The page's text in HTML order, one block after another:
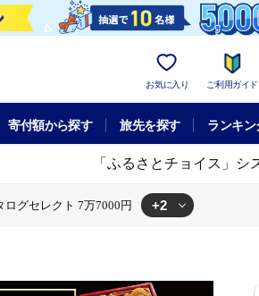
お気に入り ご利用ガイド
寄付額から探す 旅先を探す ランキン
「ふるさとチョイス」シ
グセレクト 7万7000円 +2